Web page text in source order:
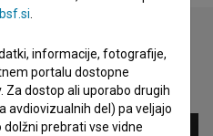
si
informacije, fotografije,
portalu dostopne
Za dostop ali uporabo drugih
avdiovizualnih del) pa veljajo
dolžni prebrati vse vidne